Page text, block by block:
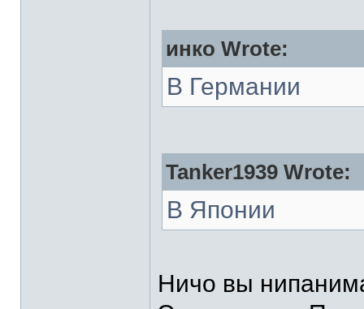
инко Wrote:
В Германии
Tanker1939 Wrote:
В Японии
Ничо вы